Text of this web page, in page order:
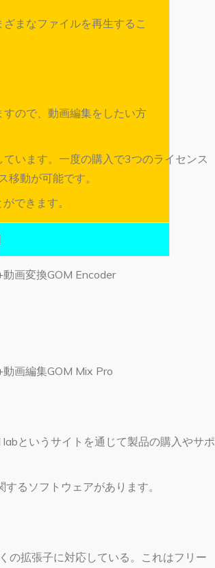
まなファイルを再生するこ
ので、動画編集をしたい方
できます。
います。一度の購入で3つのライセンス
動が可能です。
画変換GOM Encoder
画編集GOM Mix Pro
というサイトを通じて製品の購入やサポ
るソフトウェアがあります。
の拡張子に対応している。これはフリー